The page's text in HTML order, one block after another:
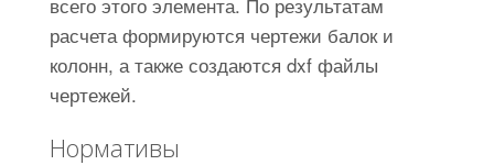
расчета формируются чертежи балок и
колонн, а также создаются dxf файлы
чертежей.
Нормативы